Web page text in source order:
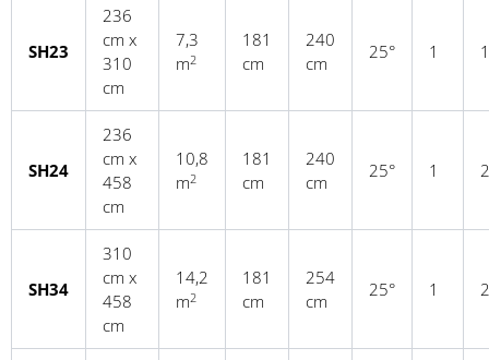
SH23
236
cm x
310
cm
7,3
m2
181
cm
240
cm
25° 1 1
SH24
236
cm x
458
cm
10,8
m2
181
cm
240
cm
25° 1 2
SH34
310
cm x
458
cm
14,2
m2
181
cm
254
cm
25° 1 2